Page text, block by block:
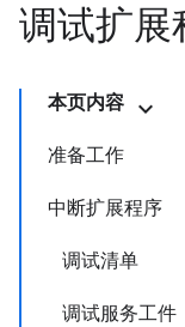
调试扩展
本页内容
准备工作
中断扩展程序
调试清单
调试服务工件